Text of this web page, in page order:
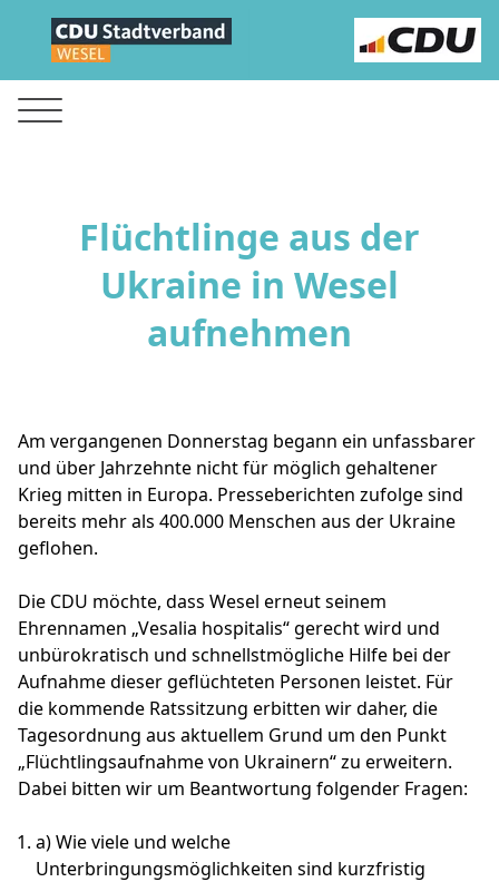
Flüchtlinge aus der
Ukraine in Wesel
aufnehmen
Am vergangenen Donnerstag begann ein unfassbarer
und über Jahrzehnte nicht für möglich gehaltener
Krieg mitten in Europa. Presseberichten zufolge sind
bereits mehr als 400.000 Menschen aus der Ukraine
geflohen.
Die CDU möchte, dass Wesel erneut seinem
Ehrennamen „Vesalia hospitalis“ gerecht wird und
unbürokratisch und schnellstmögliche Hilfe bei der
Aufnahme dieser geflüchteten Personen leistet. Für
die kommende Ratssitzung erbitten wir daher, die
Tagesordnung aus aktuellem Grund um den Punkt
„Flüchtlingsaufnahme von Ukrainern“ zu erweitern.
Dabei bitten wir um Beantwortung folgender Fragen:
a) Wie viele und welche
Unterbringungsmöglichkeiten sind kurzfristig